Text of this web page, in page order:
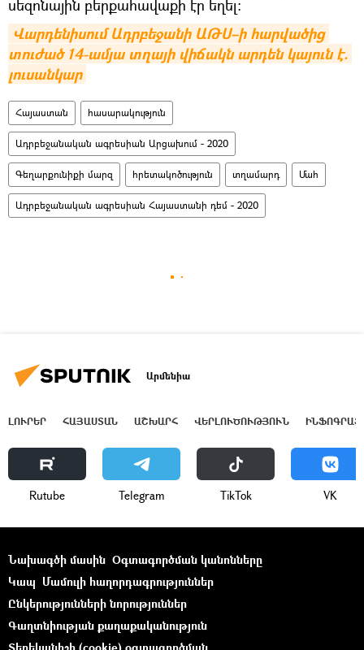
սեզոնային բերքահավաքի էր եղել։
Վարդենիսում Ադրբեջանի ԱԹՍ–ի հարվածից
տուժած 14-ամյա տղայի վիճակն արդեն կայուն է.
լուսանկար
Հայաստան հասարակություն
Ադրբեջանական ագրեսիան Արցախում - 2020
Գեղարքունիքի մարզ հրետակոծություն տղամարդ Մահ
Ադրբեջանական ագրեսիան Հայաստանի դեմ - 2020
Արմենիա
ԼՈՒՐԵՐ ՀԱՅԱՍՏԱՆ ԱՇԽԱՐՀ ՎԵՐԼՈՒԾՈՒԹՅՈՒՆ
Rutube Telegram ТikТоk VK
Նախագծի մասին Օգտագործման կանոնները
Կապ Մամուլի հաղորդագրություններ
Ընկերությունների նորություններ
Գաղտնիության քաղաքականություն